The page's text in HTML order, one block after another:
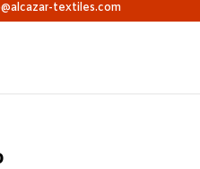
textiles.com